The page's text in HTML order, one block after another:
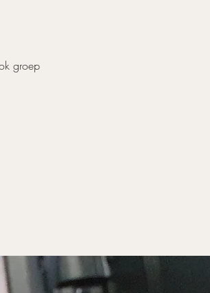
groep